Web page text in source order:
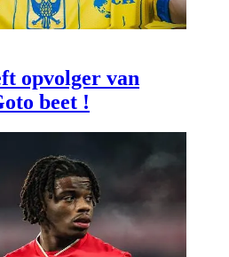
opvolger van
beet !